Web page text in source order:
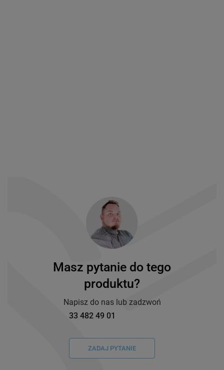
Masz pytanie do tego
produktu?
Napisz do nas lub zadzwoń
33 482 49 01
ZADAJ PYTANIE